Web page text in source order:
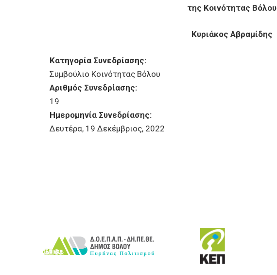
της Κοινότητας Βόλου
Κυριάκος Αβραμίδης
Κατηγορία Συνεδρίασης:
Συμβούλιο Κοινότητας Βόλου
Αριθμός Συνεδρίασης:
19
Ημερομηνία Συνεδρίασης:
Δευτέρα, 19 Δεκέμβριος, 2022